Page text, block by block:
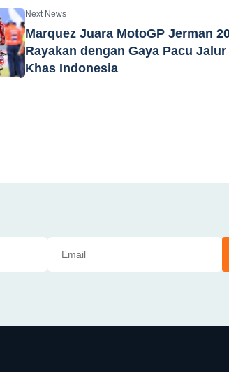
Next News
Marquez Juara MotoGP Jerman
Rayakan dengan Gaya Pacu Jalur
Khas Indonesia